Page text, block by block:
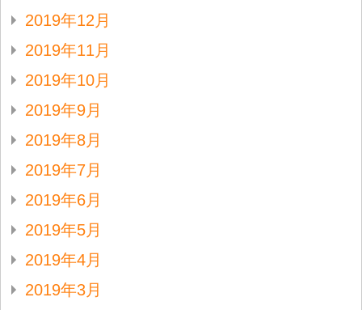
2019年12月
2019年11月
2019年10月
2019年9月
2019年8月
2019年7月
2019年6月
2019年5月
2019年4月
2019年3月